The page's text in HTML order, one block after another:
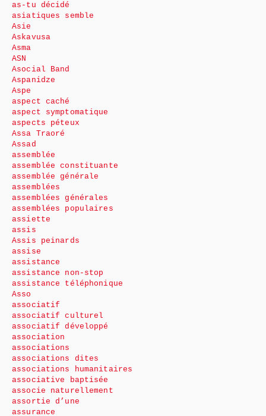
as-tu décidé
asiatiques semble
Asie
Askavusa
Asma
ASN
Asocial Band
Aspanidze
Aspe
aspect caché
aspect symptomatique
aspects péteux
Assa Traoré
Assad
assemblée
assemblée constituante
assemblée générale
assemblées
assemblées générales
assemblées populaires
assiette
assis
Assis peinards
assise
assistance
assistance non-stop
assistance téléphonique
Asso
associatif
associatif culturel
associatif développé
association
associations
associations dites
associations humanitaires
associative baptisée
associe naturellement
assortie d’une
assurance